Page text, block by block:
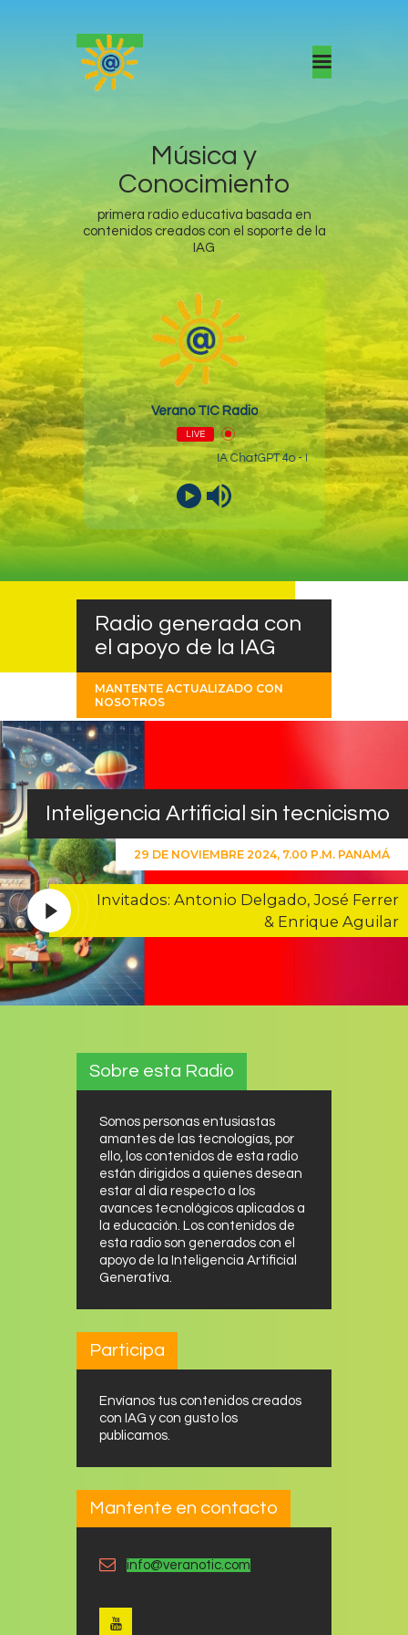
Música y
Conocimiento
primera radio educativa basada en
contenidos creados con el soporte de la
IAG
Verano TIC Radio
LIVE
IA ChatGPT 4o - Entretivista a
audio
Radio generada con
el apoyo de la IAG
MANTENTE ACTUALIZADO CON
NOSOTROS
Inteligencia Artificial sin tecnicismo
29 DE NOVIEMBRE 2024, 7.00 P.M. PANAMÁ
Invitados: Antonio Delgado, José Ferrer
& Enrique Aguilar
Sobre esta Radio
Somos personas entusiastas
amantes de las tecnologías, por
ello, los contenidos de esta radio
están dirigidos a quienes desean
estar al día respecto a los
avances tecnológicos aplicados a
la educación. Los contenidos de
esta radio son generados con el
apoyo de la Inteligencia Artificial
Generativa.
Participa
Envíanos tus contenidos creados
con IAG y con gusto los
publicamos.
Mantente en contacto
info@veranotic.com